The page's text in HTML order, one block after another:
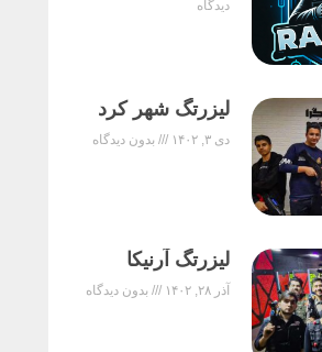
دیدگاه
لیزرتگ شهر کرد
دی ۳, ۱۴۰۲ بدون دیدگاه
لیزرتگ آرنیکا
آذر ۲۸, ۱۴۰۲ بدون دیدگاه